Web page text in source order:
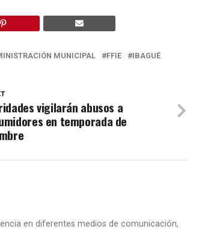
MUNICIPAL FFIE
IBAGUÉ
vigilarán abusos a
en temporada de
en diferentes medios de comunicación,